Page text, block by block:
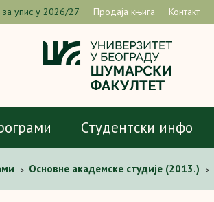
за упис у 2026/27 Продаја књига Контакт
Студентски инфо
> Основне академске студије (2013.) >